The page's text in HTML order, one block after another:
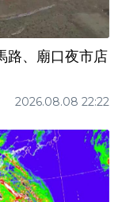
、廟口夜市店
2026.08.08 22:22